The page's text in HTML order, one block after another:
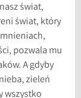
świat,
świat, który
pozwala mu
A gdyby
zieleń
wszystko